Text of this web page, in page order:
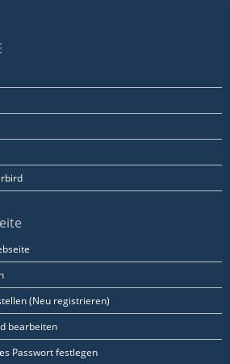
(Neu registrieren)
bearbeiten
Passwort festlegen